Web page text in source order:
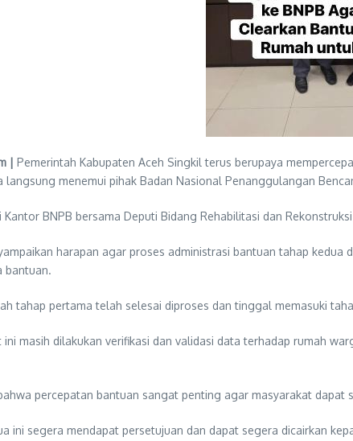
| Pemerintah Kabupaten Aceh Singkil terus berupaya
langsung menemui pihak Badan Nasional Penanggulangan
BNPB bersama Deputi Bidang Rehabilitasi dan
harapan agar proses administrasi bantuan tahap
bantuan.
tahap pertama telah selesai diproses dan tinggal memasuki
masih dilakukan verifikasi dan validasi data terhadap rumah
percepatan bantuan sangat penting agar masyarakat
ini segera mendapat persetujuan dan dapat segera dicairkan